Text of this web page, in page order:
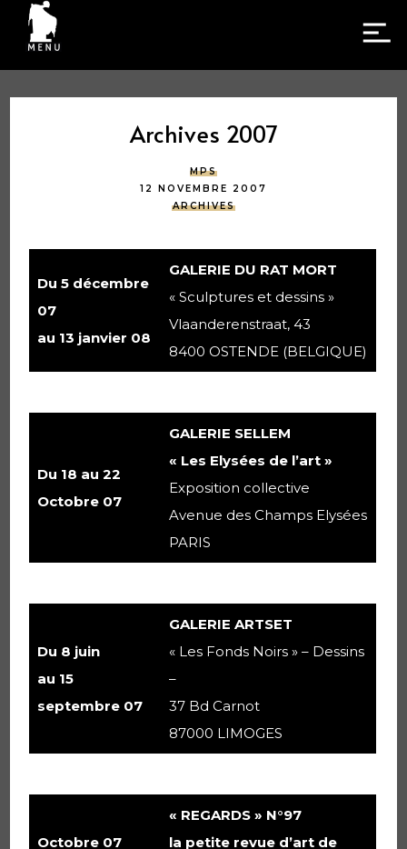
Archives 2007
MPS
12 NOVEMBRE 2007
ARCHIVES
Du 5 décembre
07
au 13 janvier 08
GALERIE DU RAT MORT
« Sculptures et dessins »
Vlaanderenstraat, 43
8400 OSTENDE (BELGIQUE)
Du 18 au 22
Octobre 07
GALERIE SELLEM
« Les Elysées de l’art »
Exposition collective
Avenue des Champs Elysées
PARIS
Du 8 juin
au 15
septembre 07
GALERIE ARTSET
« Les Fonds Noirs » – Dessins
–
37 Bd Carnot
87000 LIMOGES
Octobre 07
« REGARDS » N°97
la petite revue d’art de